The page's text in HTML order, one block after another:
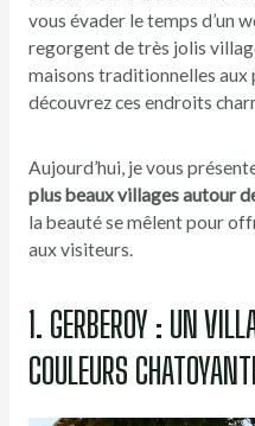
vous évader le temps d’un
regorgent de très jolis
maisons traditionnelles aux
découvrez ces endroits
Aujourd’hui, je vous
plus beaux villages autour
la beauté se mêlent pour
aux visiteurs.
1. GERBEROY : UN
COULEURS